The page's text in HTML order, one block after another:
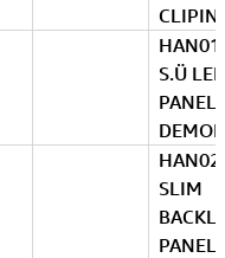
CLIPIN
S.Ü LED
PANEL
SLIM
PANEL